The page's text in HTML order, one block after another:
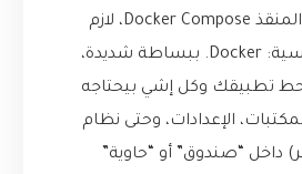
قبل ما نحكي عن المنقذ Docker Compose، لازم
نفهم الأداة الأساسية: Docker. ببساطة شديدة،
تطبيقك وكل إشي بيحتاجه
الإعدادات، وحتى نظام
داخل “صندوق” أو “حاوية”